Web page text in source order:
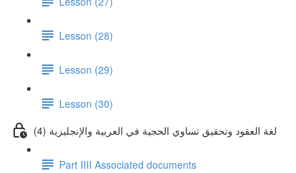
Lesson (28)
Lesson (29)
Lesson (30)
لغة العقود وتحقيق تساوي الحجية في العربية والإنجليزية (4)
Part IIII Associated documents